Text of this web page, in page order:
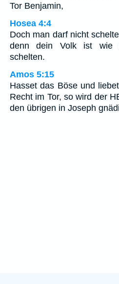
Tor Benjamin,
Hosea 4:4
Doch man darf nicht
denn dein Volk ist wie
schelten.
Amos 5:15
Hasset das Böse und
Recht im Tor, so wird der
den übrigen in Joseph